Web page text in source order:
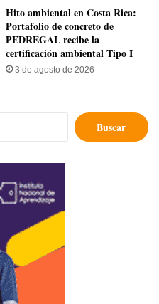
Hito ambiental en Costa Rica:
Portafolio de concreto de
PEDREGAL recibe la
certificación ambiental Tipo I
3 de agosto de 2026
Buscar: